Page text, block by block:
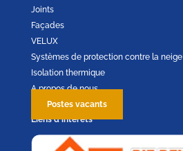
Joints
Façades
VELUX
Systèmes de protection contre la neige
Isolation thermique
A propos de nous
Postes vacants
Liens d’intérêts